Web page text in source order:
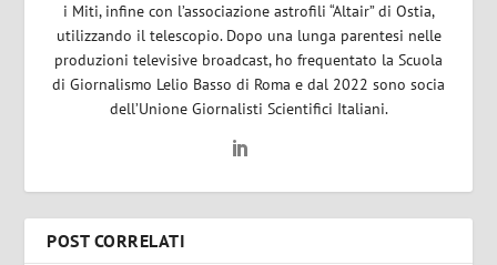
i Miti, infine con l’associazione astrofili “Altair” di Ostia,
utilizzando il telescopio. Dopo una lunga parentesi nelle
produzioni televisive broadcast, ho frequentato la Scuola
di Giornalismo Lelio Basso di Roma e dal 2022 sono socia
dell’Unione Giornalisti Scientifici Italiani.
POST CORRELATI